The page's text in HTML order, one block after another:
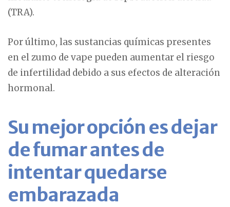
(TRA).
Por último, las sustancias químicas presentes
en el zumo de vape pueden aumentar el riesgo
de infertilidad debido a sus efectos de alteración
hormonal.
Su mejor opción es dejar
de fumar antes de
intentar quedarse
embarazada